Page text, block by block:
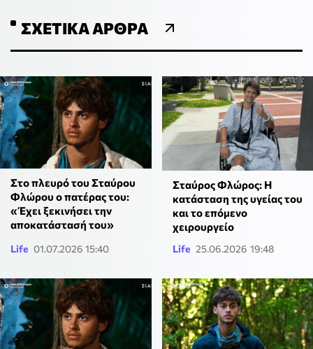
ΣΧΕΤΙΚΆ ΆΡΘΡΑ
Στο πλευρό του Σταύρου
Φλώρου ο πατέρας του:
«Έχει ξεκινήσει την
αποκατάστασή του»
Life 01.07.2026 15:40
Σταύρος Φλώρος: Η
κατάσταση της υγείας του
και το επόμενο
χειρουργείο
Life 25.06.2026 19:48